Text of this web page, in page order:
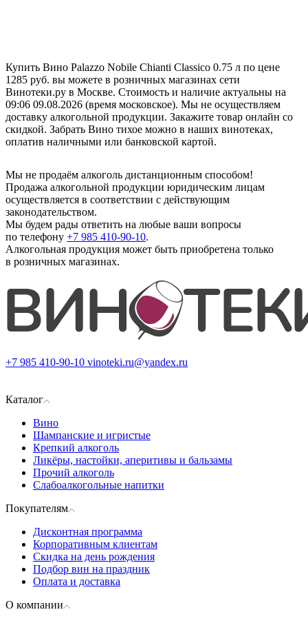
Купить Вино Palazzo Nobile Chianti Classico 0.75 л по цене
1285 руб. вы можете в розничных магазинах сети
Винотеки.ру в Москве. Стоимость и наличие актуальны на
09:06 09.08.2026 (время московское). Мы не осуществляем
доставку алкогольной продукции. Закажите товар онлайн со
скидкой. Забрать Вино тихое можно в наших винотеках,
оплатив наличными или банковской картой.
Мы не продаём алкоголь дистанционным способом!
Продажа алкогольной продукции юридическим лицам
осуществляется в соответствии с действующим
законодательством.
Мы будем рады ответить на любые ваши вопросы
по телефону +7 985 410-90-10.
Алкогольная продукция может быть приобретена только
в розничных магазинах.
+7 985 410-90-10 vinoteki.ru@yandex.ru
Каталог
Вино
Шампанские и игристые
Крепкий алкоголь
Ликёры, настойки, аперитивы и бальзамы
Прочий алкоголь
Слабоалкогольные напитки
Покупателям
Дисконтная программа
Корпоративным клиентам
Скидка на день рождения
Подбор вин на праздник
Оплата и доставка
О компании